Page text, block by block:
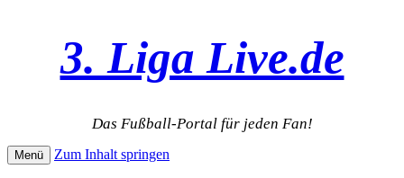
3. Liga Live.de
Das Fußball-Portal für jeden Fan!
Menü Zum Inhalt springen